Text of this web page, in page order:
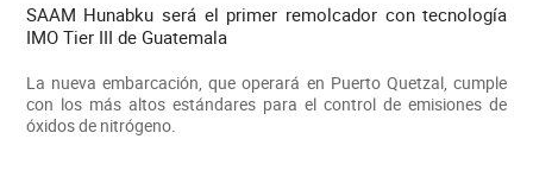
SAAM Hunabku será el primer remolcador con tecnología
IMO Tier III de Guatemala
La nueva embarcación, que operará en Puerto Quetzal, cumple
con los más altos estándares para el control de emisiones de
óxidos de nitrógeno.